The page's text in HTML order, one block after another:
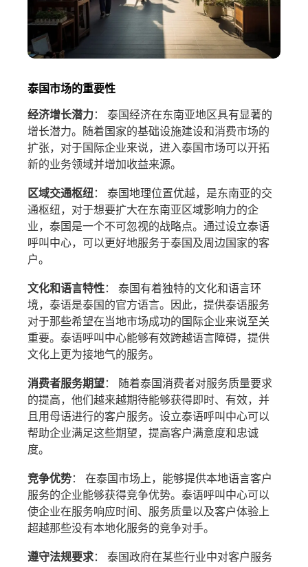
泰国市场的重要性
经济增长潜力： 泰国经济在东南亚地区具有显著的
增长潜力。随着国家的基础设施建设和消费市场的
扩张，对于国际企业来说，进入泰国市场可以开拓
新的业务领域并增加收益来源。
区域交通枢纽 ： 泰国地理位置优越，是东南亚的交
通枢纽，对于想要扩大在东南亚区域影响力的企
业，泰国是一个不可忽视的战略点。通过设立泰语
呼叫中心，可以更好地服务于泰国及周边国家的客
户。
文化和语言特性： 泰国有着独特的文化和语言环
境，泰语是泰国的官方语言。因此，提供泰语服务
对于那些希望在当地市场成功的国际企业来说至关
重要。泰语呼叫中心能够有效跨越语言障碍，提供
文化上更为接地气的服务。
消费者服务期望： 随着泰国消费者对服务质量要求
的提高，他们越来越期待能够获得即时、有效，并
且用母语进行的客户服务。设立泰语呼叫中心可以
帮助企业满足这些期望，提高客户满意度和忠诚
度。
竞争优势： 在泰国市场上，能够提供本地语言客户
服务的企业能够获得竞争优势。泰语呼叫中心可以
使企业在服务响应时间、服务质量以及客户体验上
超越那些没有本地化服务的竞争对手。
遵守法规要求： 泰国政府在某些行业中对客户服务